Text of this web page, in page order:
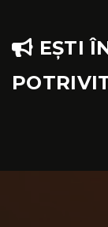
EȘTI